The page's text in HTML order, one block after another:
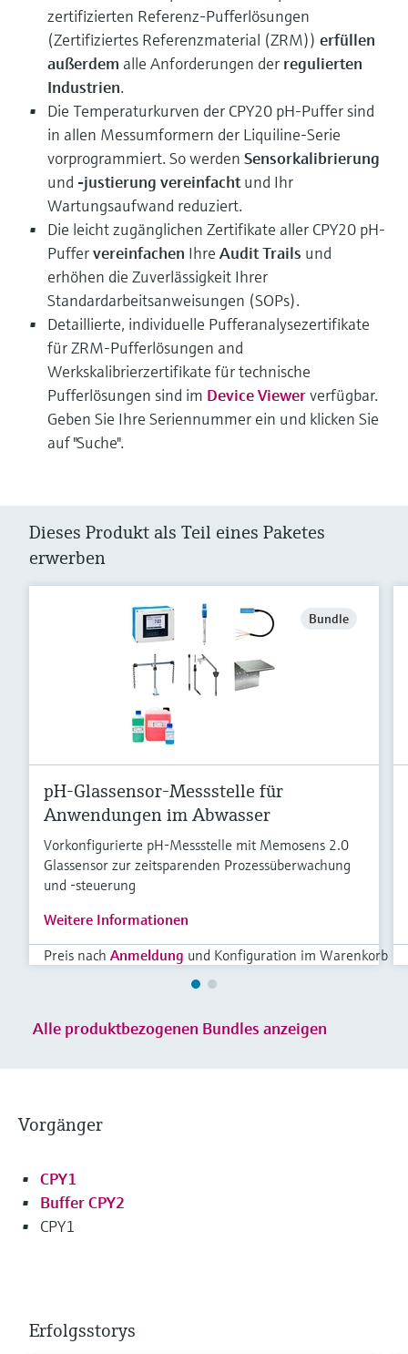
zertifizierten Referenz-Pufferlösungen
(Zertifiziertes Referenzmaterial (ZRM)) erfüllen
außerdem alle Anforderungen der regulierten
Industrien.
Die Temperaturkurven der CPY20 pH-Puffer sind
in allen Messumformern der Liquiline-Serie
vorprogrammiert. So werden Sensorkalibrierung
und -justierung vereinfachtund Ihr
Wartungsaufwand reduziert.
Die leicht zugänglichen Zertifikate aller CPY20 pH-
Puffervereinfachen Ihre Audit Trails und
erhöhen die Zuverlässigkeit Ihrer
Standardarbeitsanweisungen (SOPs).
Detaillierte, individuelle Pufferanalysezertifikate
für ZRM-Pufferlösungen and
Werkskalibrierzertifikate für technische
Pufferlösungen sind im Device Viewerverfügbar.
Geben Sie Ihre Seriennummer ein und klicken Sie
auf "Suche".
Dieses Produkt als Teil eines Paketes
erwerben
Bundle
pH-Glassensor-Messstelle für
Anwendungen im Abwasser
Vorkonfigurierte pH-Messstelle mit Memosens 2.0
Glassensor zur zeitsparenden Prozessüberwachung
und -steuerung
Weitere Informationen
Preis nach Anmeldung und Konfiguration im Warenkorb
Alle produktbezogenen Bundles anzeigen
Vorgänger
CPY1
Buffer CPY2
CPY1
Erfolgsstorys